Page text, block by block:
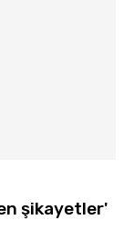
şikayetler'